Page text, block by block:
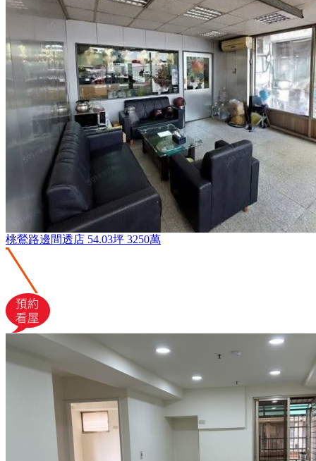
桃鶯路邊間透店 54.03坪 3250萬